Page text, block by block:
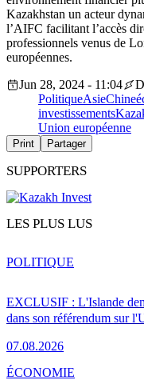
Kazakhstan un acteur
l’AIFC facilitant l’accès
professionnels venus de
européennes.
Jun 28, 2024 - 11:04
PolitiqueAsieChine
investissements
Union européenne
Print Partager
SUPPORTERS
LES PLUS LUS
EXCLUSIF : L'Islande
dans son référendum sur
07.08.2026
POLITIQUE
ÉCONOMIE